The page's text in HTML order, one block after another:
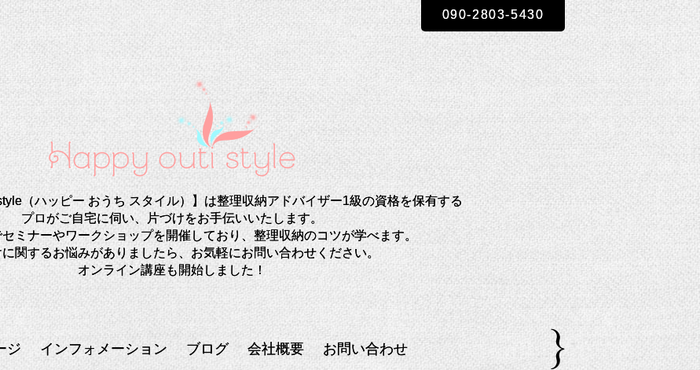
（ハッピー おうち スタイル）】は整理収納アドバイザー1級の資格を保有する
プロがご自宅に伺い、片づけをお手伝いいたします。
セミナーやワークショップを開催しており、整理収納のコツが学べます。
に関するお悩みがありましたら、お気軽にお問い合わせください。
オンライン講座も開始しました！
090-2803-5430
ジ インフォメーション ブログ 会社概要 お問い合わせ